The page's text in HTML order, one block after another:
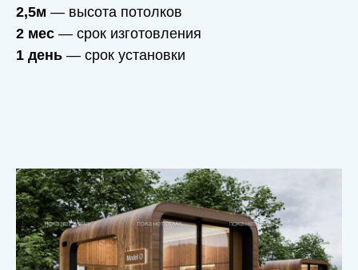
2,5м — высота потолков
2 мес — срок изготовления
1 день — срок установки